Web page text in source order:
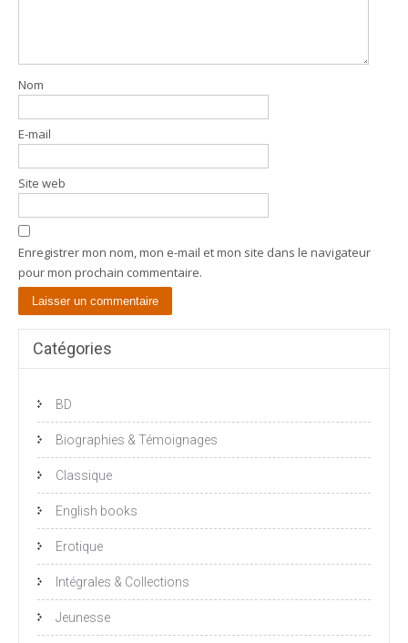
Nom
E-mail
Site web
Enregistrer mon nom, mon e-mail et mon site dans le navigateur
pour mon prochain commentaire.
Catégories
BD
Biographies & Témoignages
Classique
English books
Erotique
Intégrales & Collections
Jeunesse